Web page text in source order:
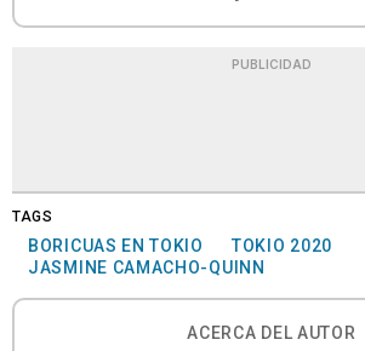
PUBLICIDAD
TAGS
BORICUAS EN TOKIO
TOKIO 2020
JASMINE CAMACHO-QUINN
ACERCA DEL AUTOR